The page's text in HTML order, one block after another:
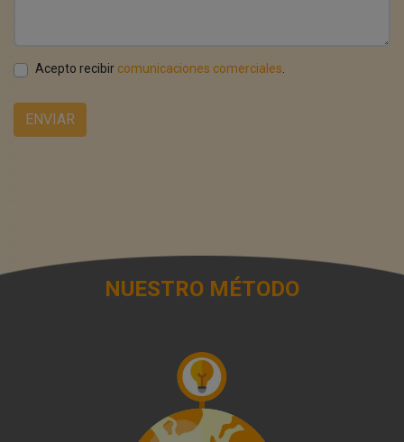
Acepto recibir comunicaciones comerciales.
ENVIAR
NUESTRO MÉTODO